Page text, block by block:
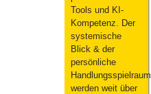
Tools und KI-
Kompetenz. Der
systemische
Blick & der
persönliche
Handlungsspielraum
werden weit über